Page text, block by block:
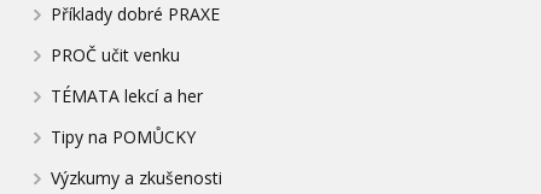
Příklady dobré PRAXE
PROČ učit venku
TÉMATA lekcí a her
Tipy na POMŮCKY
Výzkumy a zkušenosti